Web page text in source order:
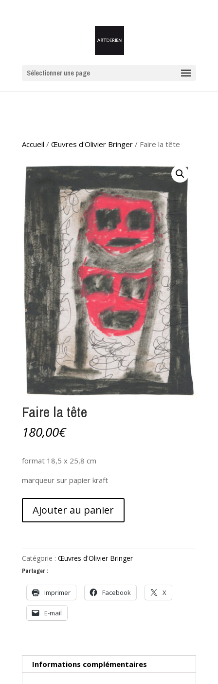
Sélectionner une page
Accueil / Œuvres d'Olivier Bringer/ Faire la tête
Faire la tête
180,00€
format 18,5 x 25,8 cm
marqueur sur papier kraft
tête
Ajouter au panier
Catégorie : Œuvres d'Olivier Bringer
Partager :
Imprimer Facebook X
E-mail
Informations complémentaires